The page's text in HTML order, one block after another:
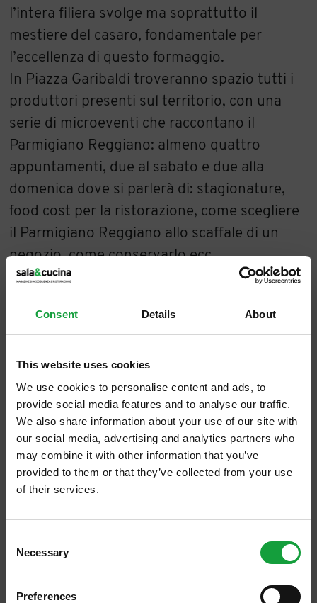
Consent Details About
This website uses cookies
We use cookies to personalise content and ads, to
provide social media features and to analyse our traffic.
We also share information about your use of our site with
our social media, advertising and analytics partners who
may combine it with other information that you’ve
provided to them or that they’ve collected from your use
of their services.
Selection
Necessary
Preferences
l’intera filiera svolge ma soprattutto il
mestiere del casaro, fondamentale per
l’eccellenza di questo formaggio.
In Piazza Garibaldi troveranno spazio tutti i
produttori presenti sul territorio, con una
serie di microeventi che raccontano il
Parmigiano Reggiano: almeno quattro
appuntamenti, due al sabato e due alla
domenica dove si parlerà di: stagionature,
food cost per la ristorazione, come scegliere
il Parmigiano Reggiano allo scaffale di un
negozio, come conservarlo ecc…
Gli appuntamenti saranno:
sabato 4 maggio
Caseificio PARMA 2064
Caseificio La Ginestra
domenica 5 maggio
Az. Agr. Bertinelli
Caseificio La Broncarda
Presentazione del progetto Sosta&Gusta,
con l’associazione europea delle Vie
Francigene
Unitamente ai protagonisti locali la Piazza
ISCRIVITI ALLA NEWSLETTER
Resta aggiornato su tutte le ultime novita nel campo